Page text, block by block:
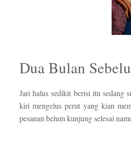
Dua Bulan
Jari halus sedikit berisi itu sedang
kiri mengelus perut yang kian
pesanan belum kunjung selesai